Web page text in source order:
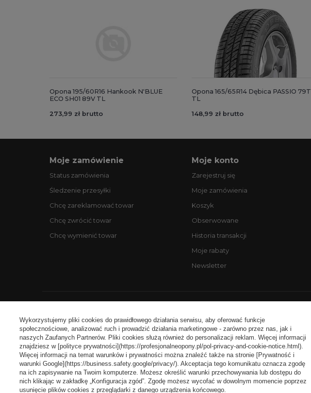
Opona 195/60R16 Hankook N'BLUE
ECO SH01 89V TL
273,99 zł brutto
Opona 165/65R14 Dębica PASSIO 79T
TL
148,99 zł brutto
Moje zamówienie
Status zamówienia
Śledzenie przesyłki
Chcę zareklamować towar
Chcę zwrócić towar
Chcę wymienić towar
Moje konto
Zarejestruj się
Moje zamówienia
Koszyk
Obserwowane
Historia transakcji
Moje rabaty
Newsletter
Wykorzystujemy pliki cookies do prawidłowego działania serwisu, aby oferować funkcje
społecznościowe, analizować ruch i prowadzić działania marketingowe - zarówno przez nas, jak i
naszych Zaufanych Partnerów. Pliki cookies służą również do personalizacji reklam. Więcej informacji
znajdziesz w [polityce prywatności](https://profesjonalneopony.pl/pol-privacy-and-cookie-notice.html).
Więcej informacji na temat warunków i prywatności można znaleźć także na stronie [Prywatność i
warunki Google](https://business.safety.google/privacy/). Akceptacja tego komunikatu oznacza zgodę
na ich zapisywanie na Twoim komputerze. Możesz określić warunki przechowywania lub dostępu do
nich klikając w zakładkę „Konfiguracja zgód”. Zgodę możesz wycofać w dowolnym momencie poprzez
usunięcie plików cookies z przeglądarki z danego urządzenia końcowego.